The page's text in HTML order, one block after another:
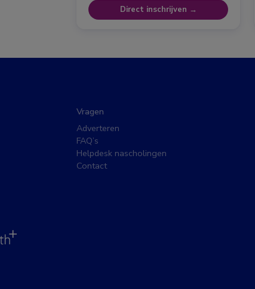
Direct inschrijven →
Vragen
Adverteren
FAQ’s
Helpdesk nascholingen
Contact
BSL